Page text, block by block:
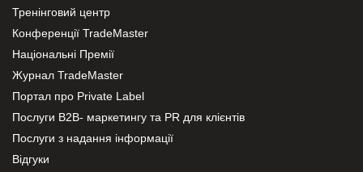
Тренінговий центр
Конференції TradeMaster
Національні Премії
Журнал TradeMaster
Портал про Private Label
Послуги В2В- маркетингу та PR для клієнтів
Послуги з надання інформації
Відгуки